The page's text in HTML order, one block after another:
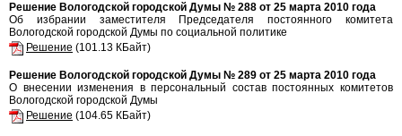
Решение Вологодской городской Думы № 288 от 25 марта 2010 года
Об избрании заместителя Председателя постоянного комитета
Вологодской городской Думы по социальной политике
Решение (101.13 КБайт)
Решение Вологодской городской Думы № 289 от 25 марта 2010 года
О внесении изменения в персональный состав постоянных комитетов
Вологодской городской Думы
Решение (104.65 КБайт)